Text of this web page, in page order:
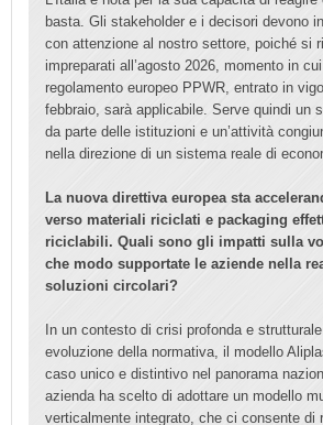
basta. Gli stakeholder e i decisori devono
con attenzione al nostro settore, poiché si
impreparati all’agosto 2026, momento in
regolamento europeo PPWR, entrato in
febbraio, sarà applicabile. Serve quindi un
da parte delle istituzioni e un’attività
nella direzione di un sistema reale di
La nuova direttiva europea sta
verso materiali riciclati e packaging
riciclabili. Quali sono gli impatti sulla
che modo supportate le aziende nella
soluzioni circolari?
In un contesto di crisi profonda e
evoluzione della normativa, il modello
caso unico e distintivo nel panorama
azienda ha scelto di adottare un modello
verticalmente integrato, che ci consente di